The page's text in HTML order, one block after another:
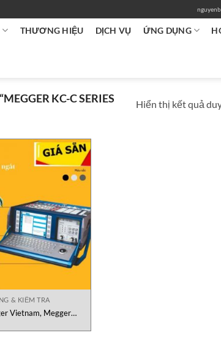
THƯƠNG HIỆU DỊCH VỤ ỨNG DỤNG
KC-C SERIES
Hiển thị kết quả
& KIỂM TRA
Vietnam, Megger
solutions Megger